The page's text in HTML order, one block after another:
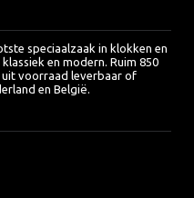
speciaalzaak in klokken en
en modern. Ruim 850
uit voorraad leverbaar of
en België.